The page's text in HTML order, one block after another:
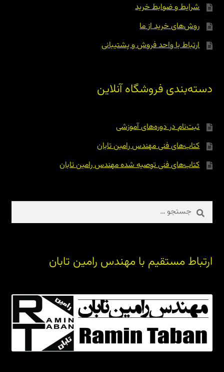
شرایط و ضوابط خرید
روش‌های خرید از ما
ارتباط با واحد فروش و پشتیبانی
دسته‌بندی فروشگاه آنلاین
ثبت‌نام در دوره‌های آموزشی
کتاب‌های فنی مهندس رامین تابان
کتاب‌های فنی توصیه شده مهندس رامین تابان
جستجو
برای:
ارتباط مستقیم با مهندس رامین تابان